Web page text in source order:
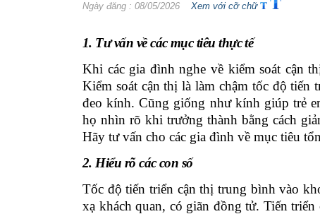
Ngày đăng : 08/05/2026 Xem với cỡ chữ
1. Tư vấn về các mục tiêu thực tế
Khi các gia đình nghe về kiểm soát cận
Kiểm soát cận thị là làm chậm tốc độ tiến
đeo kính. Cũng giống như kính giúp trẻ
họ nhìn rõ khi trưởng thành bằng cách
Hãy tư vấn cho các gia đình về mục tiêu
2. Hiểu rõ các con số
Tốc độ tiến triển cận thị trung bình vào
xạ khách quan, có giãn đồng tử. Tiến